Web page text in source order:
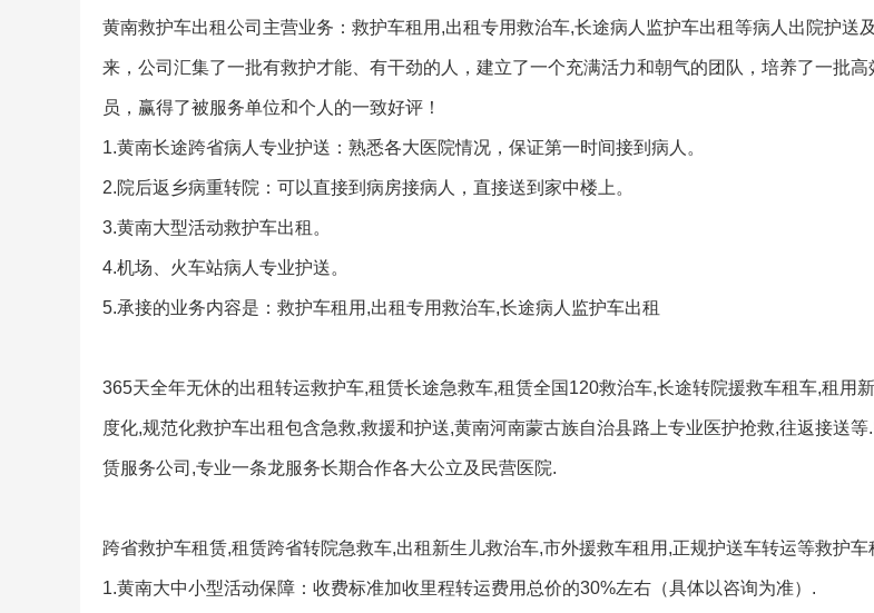
黄南救护车出租公司主营业务：救护车租用,出租专用救治车,长途病人监护车出租等病人出院护送
来，公司汇集了一批有救护才能、有干劲的人，建立了一个充满活力和朝气的团队，培养了一批高
员，赢得了被服务单位和个人的一致好评！
1.黄南长途跨省病人专业护送：熟悉各大医院情况，保证第一时间接到病人。
2.院后返乡病重转院：可以直接到病房接病人，直接送到家中楼上。
3.黄南大型活动救护车出租。
4.机场、火车站病人专业护送。
5.承接的业务内容是：救护车租用,出租专用救治车,长途病人监护车出租
365天全年无休的出租转运救护车,租赁长途急救车,租赁全国120救治车,长途转院援救车租车,租用
度化,规范化救护车出租包含急救,救援和护送,黄南河南蒙古族自治县路上专业医护抢救,往返接送等
赁服务公司,专业一条龙服务长期合作各大公立及民营医院.
跨省救护车租赁,租赁跨省转院急救车,出租新生儿救治车,市外援救车租用,正规护送车转运等救护
1.黄南大中小型活动保障：收费标准加收里程转运费用总价的30%左右（具体以咨询为准）.